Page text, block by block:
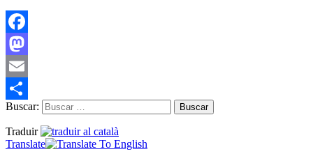
Facebook
Mastodon
Email
Compartir
Buscar:
Traduir
Translate